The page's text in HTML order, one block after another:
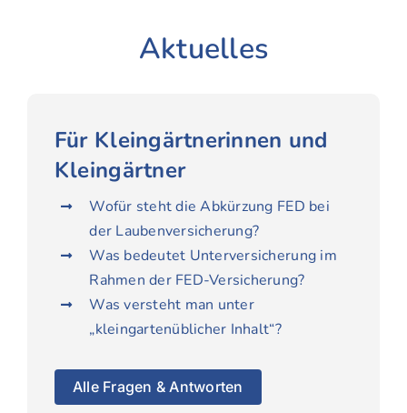
Aktuelles
Für Kleingärtnerinnen und
Kleingärtner
Wofür steht die Abkürzung FED bei
der Laubenversicherung?
Was bedeutet Unterversicherung im
Rahmen der FED-Versicherung?
Was versteht man unter
„kleingartenüblicher Inhalt“?
Alle Fragen & Antworten